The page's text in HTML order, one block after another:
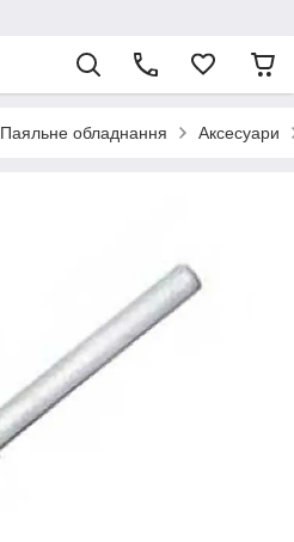
Паяльне обладнання Аксесуари